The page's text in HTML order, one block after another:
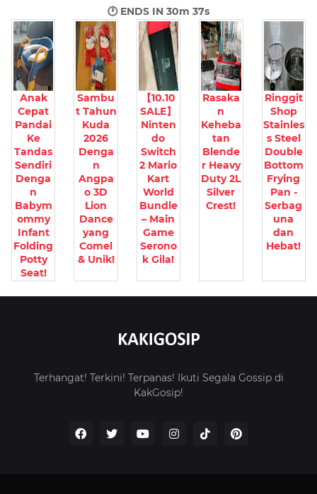
🕐 ENDS IN 30m 36s
Anak
Cepat
Pandai
Ke
Tandas
Sendiri
Denga
n
Babym
ommy
Infant
Folding
Potty
Seat!
Sambu
t Tahun
Kuda
2026
Denga
n
Angpa
o 3D
Lion
Dance
yang
Comel
& Unik!
【10.10
SALE】
Ninten
do
Switch
2 Mario
Kart
World
Bundle
– Main
Game
Serono
k Gila!
Rasaka
n
Keheba
tan
Blende
r Heavy
Duty 2L
Silver
Crest!
Ringgit
Shop
Stainles
s Steel
Double
Bottom
Frying
Pan -
Serbag
una
dan
Hebat!
Terhangat! Terkini! Terpanas! Ikuti Segala Gossip di
KakGosip!